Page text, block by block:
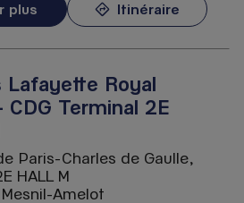
plus Itinéraire
Lafayette Royal
CDG Terminal 2E
Paris-Charles de Gaulle,
HALL M
Amelot